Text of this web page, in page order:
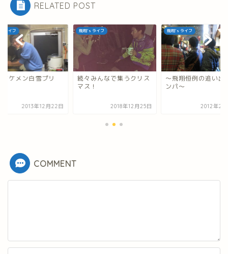
RELATED POST
ライフ
イケメン白雪プリ
2013年12月22日
飛翔's ライフ
続々みんなで集うクリス
マス！
2018年12月25日
飛翔's ライフ
～飛翔恒例の追い出
ンパ～
2012年2
COMMENT